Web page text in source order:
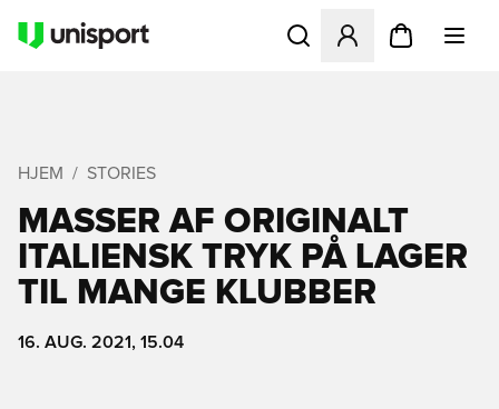
Åbner en Modal til at
HJEM STORIES
MASSER AF ORIGINALT
ITALIENSK TRYK PÅ LAGER
TIL MANGE KLUBBER
16. AUG. 2021, 15.04